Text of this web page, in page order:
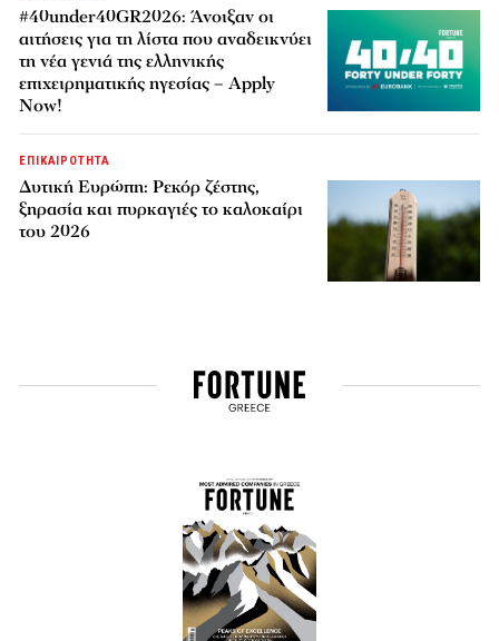
#40under40GR2026: Άνοιξαν οι
αιτήσεις για τη λίστα που αναδεικνύει
τη νέα γενιά της ελληνικής
επιχειρηματικής ηγεσίας – Apply
Now!
ΕΠΙΚΑΙΡΟΤΗΤΑ
Δυτική Ευρώπη: Ρεκόρ ζέστης,
ξηρασία και πυρκαγιές το καλοκαίρι
του 2026